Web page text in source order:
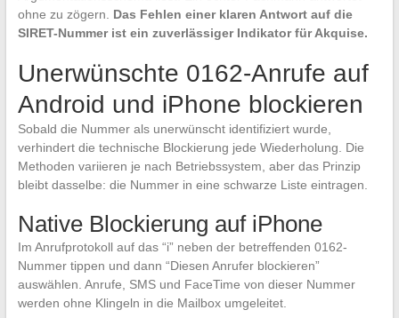
ohne zu zögern. Das Fehlen einer klaren Antwort auf die
SIRET-Nummer ist ein zuverlässiger Indikator für Akquise.
Unerwünschte 0162-Anrufe auf
Android und iPhone blockieren
Sobald die Nummer als unerwünscht identifiziert wurde,
verhindert die technische Blockierung jede Wiederholung. Die
Methoden variieren je nach Betriebssystem, aber das Prinzip
bleibt dasselbe: die Nummer in eine schwarze Liste eintragen.
Native Blockierung auf iPhone
Im Anrufprotokoll auf das “i” neben der betreffenden 0162-
Nummer tippen und dann “Diesen Anrufer blockieren”
auswählen. Anrufe, SMS und FaceTime von dieser Nummer
werden ohne Klingeln in die Mailbox umgeleitet.